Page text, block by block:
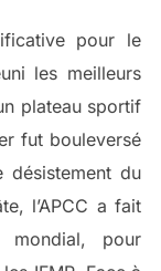
pour le
les meilleurs
plateau sportif
fut bouleversé
désistement du
l’APCC a fait
pour